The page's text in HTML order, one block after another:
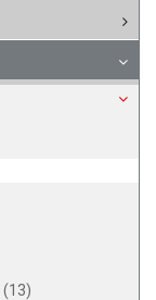
(13)